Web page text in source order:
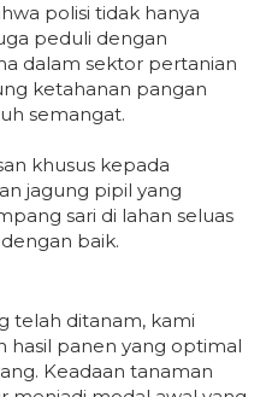
polisi tidak hanya
peduli dengan
dalam sektor pertanian
ketahanan pangan
semangat.
khusus kepada
jagung pipil yang
sari di lahan seluas
baik.
telah ditanam, kami
hasil panen yang optimal
Keadaan tanaman